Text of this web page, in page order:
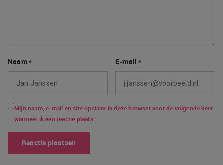
Naam* E-mail*
Mijn naam, e-mail en site opslaan in deze browser voor de volgende keer
wanneer ik een reactie plaats.